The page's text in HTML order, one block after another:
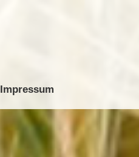
Impressum